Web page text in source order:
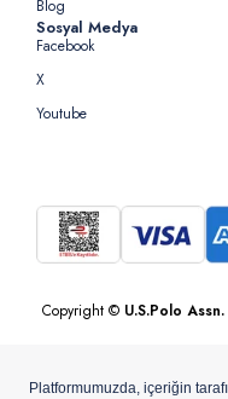
Blog
Sosyal Medya
Facebook
X
Youtube
Copyright © U.S.Polo Assn.